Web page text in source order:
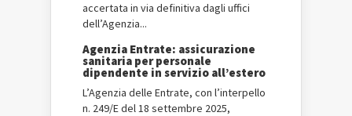
accertata in via definitiva dagli uffici
dell’Agenzia...
Agenzia Entrate: assicurazione
sanitaria per personale
dipendente in servizio all’estero
L’Agenzia delle Entrate, con l’interpello
n. 249/E del 18 settembre 2025,